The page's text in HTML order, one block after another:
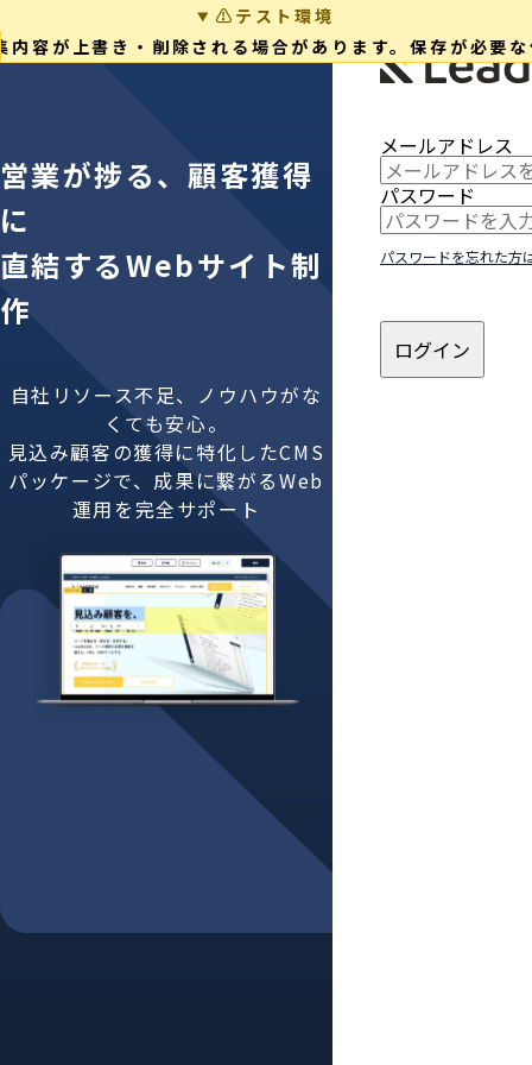
⚠️テスト環境
内容が上書き・削除される場合があります。保存が必要
営業が捗る、顧客獲得
に
直結するWebサイト制
作
自社リソース不足、ノウハウがな
くても安心。
見込み顧客の獲得に特化したCMS
パッケージで、成果に繋がるWeb
運用を完全サポート
メールアドレス
パスワード
パスワードを忘れた方
ログイン